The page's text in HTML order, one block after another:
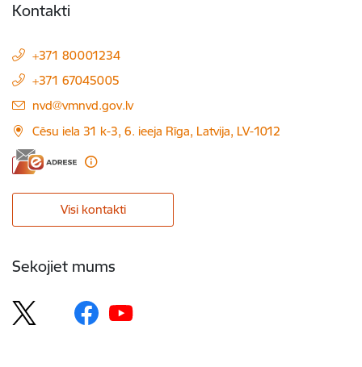
Kontakti
+371 80001234
+371 67045005
E-pasts:
nvd@vmnvd.gov.lv
Cēsu iela 31 k-3, 6. ieeja Rīga, Latvija, LV-1012
Visi kontakti
Sekojiet mums